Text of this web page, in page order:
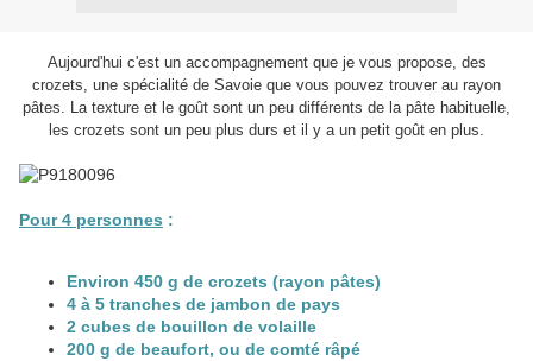
Aujourd'hui c'est un accompagnement que je vous propose, des
crozets, une spécialité de Savoie que vous pouvez trouver au rayon
pâtes. La texture et le goût sont un peu différents de la pâte habituelle,
les crozets sont un peu plus durs et il y a un petit goût en plus.
Pour 4 personnes :
Environ 450 g de crozets (rayon pâtes)
4 à 5 tranches de jambon de pays
2 cubes de bouillon de volaille
200 g de beaufort, ou de comté râpé